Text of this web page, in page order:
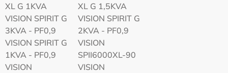
XL G 1KVA
XL G 1,5KVA
VISION SPIRIT G
3KVA - PF0,9
VISION SPIRIT G
2KVA - PF0,9
VISION SPIRIT G
1KVA - PF0,9
VISION
SPII6000XL-90
VISION
VISION